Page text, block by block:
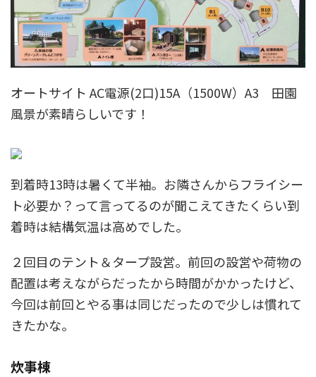
オートサイト AC電源(2口)15A（1500W）A3 田園
風景が素晴らしいです！
到着時13時は暑くて半袖。お隣さんからフライシー
ト必要か？って言ってるのが聞こえてきたくらい到
着時は結構気温は高めでした。
２回目のテント＆タープ設営。前回の設営や荷物の
配置は考えながらだったから時間がかかったけど、
今回は前回とやる事は同じだったので少しは慣れて
きたかな。
炊事棟